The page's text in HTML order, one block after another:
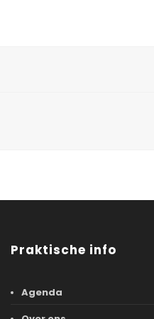
Praktische info
Agenda